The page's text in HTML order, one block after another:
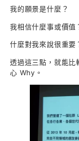
我的願景是什麼？
我相信什麼事或價值
什麼對我來說很重要
透過這三點，就能比
心 Why。